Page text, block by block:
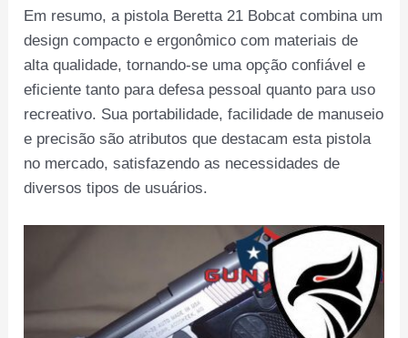
Em resumo, a pistola Beretta 21 Bobcat combina um
design compacto e ergonômico com materiais de
alta qualidade, tornando-se uma opção confiável e
eficiente tanto para defesa pessoal quanto para uso
recreativo. Sua portabilidade, facilidade de manuseio
e precisão são atributos que destacam esta pistola
no mercado, satisfazendo as necessidades de
diversos tipos de usuários.